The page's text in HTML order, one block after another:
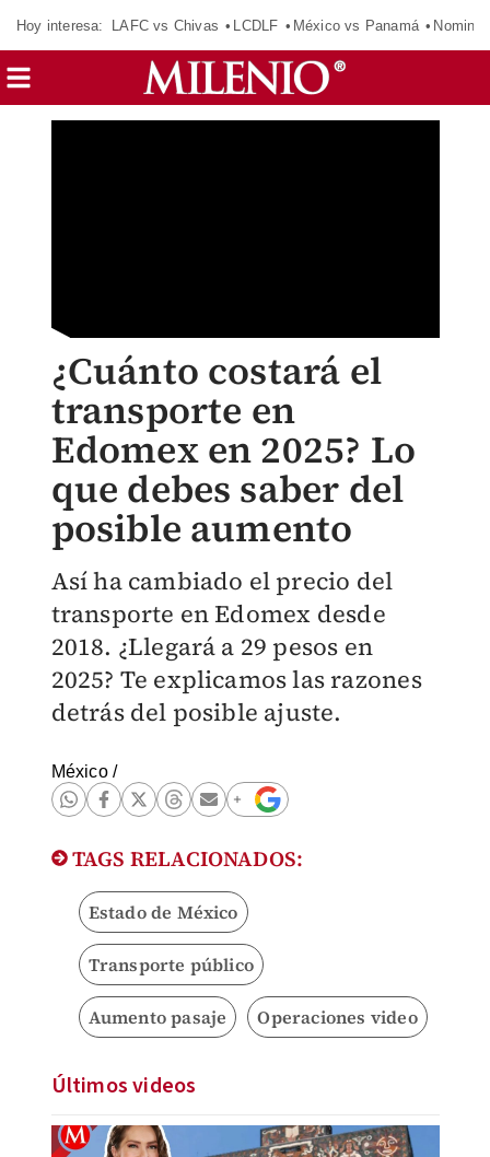
Hoy interesa: LAFC vs Chivas LCDLF México vs Panamá
¿Cuánto costará el
transporte en
Edomex en 2025? Lo
que debes saber del
posible aumento
Así ha cambiado el precio del
transporte en Edomex desde
2018. ¿Llegará a 29 pesos en
2025? Te explicamos las razones
detrás del posible ajuste.
México/
TAGS RELACIONADOS:
Estado de México
Transporte público
Aumento pasaje Operaciones video
Últimos videos